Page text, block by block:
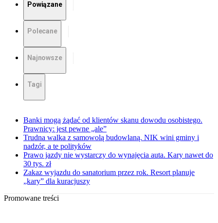
Powiązane
Polecane
Najnowsze
Tagi
Banki mogą żądać od klientów skanu dowodu osobistego.
Prawnicy: jest pewne „ale”
Trudna walka z samowolą budowlaną. NIK wini gminy i
nadzór, a te polityków
Prawo jazdy nie wystarczy do wynajęcia auta. Kary nawet do
30 tys. zł
Zakaz wyjazdu do sanatorium przez rok. Resort planuje
„kary” dla kuracjuszy
Promowane treści